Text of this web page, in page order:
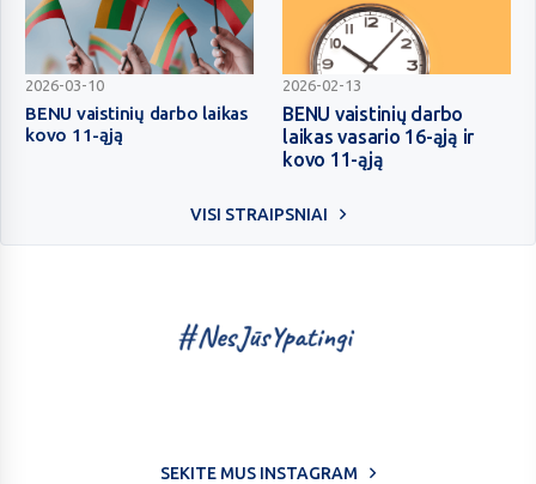
metu
BENU
vaistinių
darbo
ąją
2026-03-10
BENU vaistinių darbo laikas
kovo 11-ąją
BENU
vaistinių
darbo
laikas
16-
ąją
11-
ąją
2026-02-13
BENU vaistinių darbo
laikas vasario 16-ąją ir
kovo 11-ąją
VISI STRAIPSNIAI
SEKITE MUS INSTAGRAM